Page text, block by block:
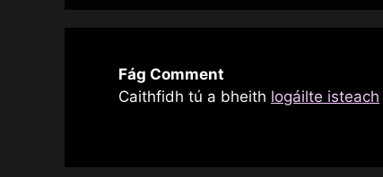
Fág Comment
Caithfidh tú a bheith logáilte isteach